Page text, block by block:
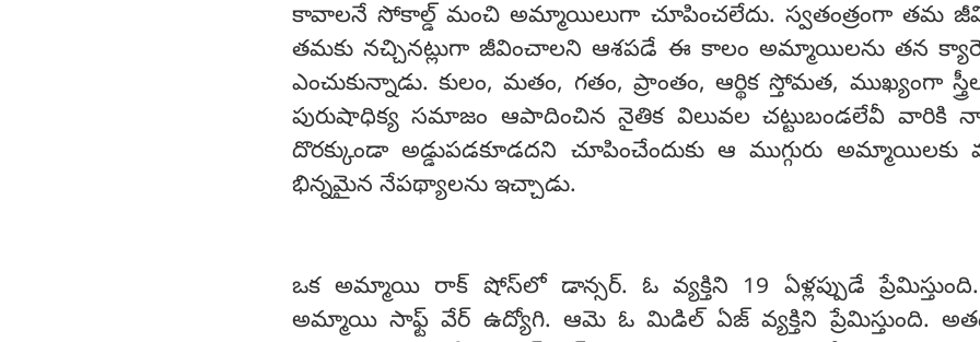
కావాలనే సోకాల్డ్ మంచి అమ్మాయిలుగా చూపించలేదు. స్వతంత్రంగా తమ
తమకు నచ్చినట్లుగా జీవించాలని ఆశపడే ఈ కాలం అమ్మాయిలను తన
ఎంచుకున్నాడు. కులం, మతం, గతం, ప్రాంతం, ఆర్థిక స్తోమత, ముఖ్యంగా
పురుషాధిక్య సమాజం ఆపాదించిన నైతిక విలువల చట్టుబండలేవీ వారికి
దొరక్కుండా అడ్డుపడకూడదని చూపించేందుకు ఆ ముగ్గురు అమ్మాయిలకు
భిన్నమైన నేపథ్యాలను ఇచ్చాడు.
ఒక అమ్మాయి రాక్ షోస్‌లో డాన్సర్. ఓ వ్యక్తిని 19 ఏళ్లప్పుడే
అమ్మాయి సాఫ్ట్ వేర్ ఉద్యోగి. ఆమె ఓ మిడిల్ ఏజ్ వ్యక్తిని ప్రేమిస్తుంది.